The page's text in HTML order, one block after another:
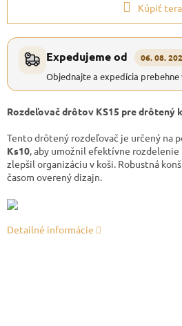
Kúpiť
Expedujeme od 06. 08.
Objednajte a expedícia
Rozdeľovač drôtov KS15 pre drôtený
Tento drôtený rozdeľovač je určený na
Ks10 , aby umožnil efektívne
zlepšil organizáciu v koši. Robustná
časom overený dizajn.
Detailné informácie